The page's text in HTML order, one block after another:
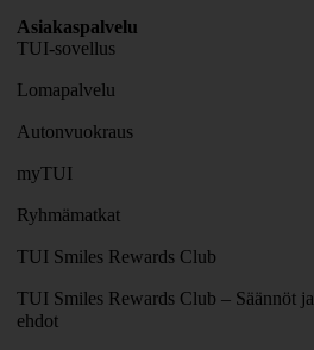
Asiakaspalvelu
TUI-sovellus
Lomapalvelu
Autonvuokraus
myTUI
Ryhmämatkat
TUI Smiles Rewards Club
TUI Smiles Rewards Club – Säännöt ja
ehdot